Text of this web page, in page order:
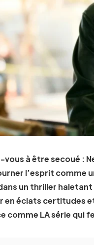
vous à être secoué :
l’esprit comme
un thriller
en éclats certitudes
comme LA série qui